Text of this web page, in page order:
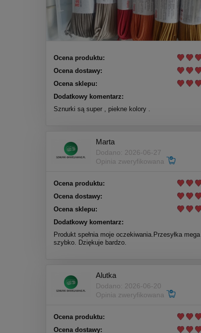
Ocena produktu:
Ocena dostawy:
Ocena sklepu:
Dodatkowy komentarz:
Sznurki są super , piekne kolory .
Marta
Dodano: 2026-06-27
Opinia zweryfikowana
Ocena produktu:
Ocena dostawy:
Ocena sklepu:
Dodatkowy komentarz:
Produkt spełnia moje oczekiwania.Przesyłka mega
szybko. Dziękuje bardzo.
Alutka
Dodano: 2026-06-20
Opinia zweryfikowana
Ocena produktu:
Ocena dostawy: